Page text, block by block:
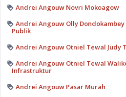
Andrei Angouw Novri Mokoagow
Andrei Angouw Olly
Publik
Andrei Angouw Otniel Tewal Judy
Andrei Angouw Otniel Tewal
Infrastruktur
Andrei Angouw Pasar Murah